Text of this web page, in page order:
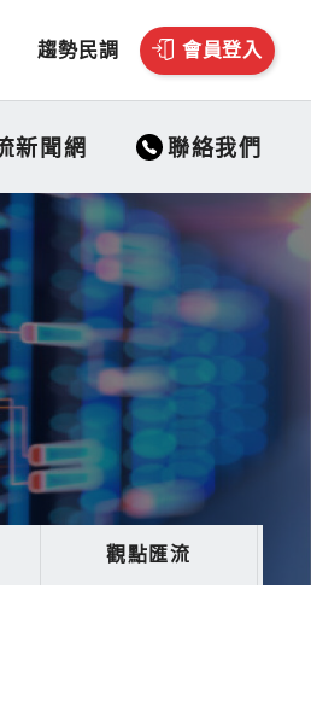
趨勢民調 會員登入
新聞網 聯絡我們
觀點匯流